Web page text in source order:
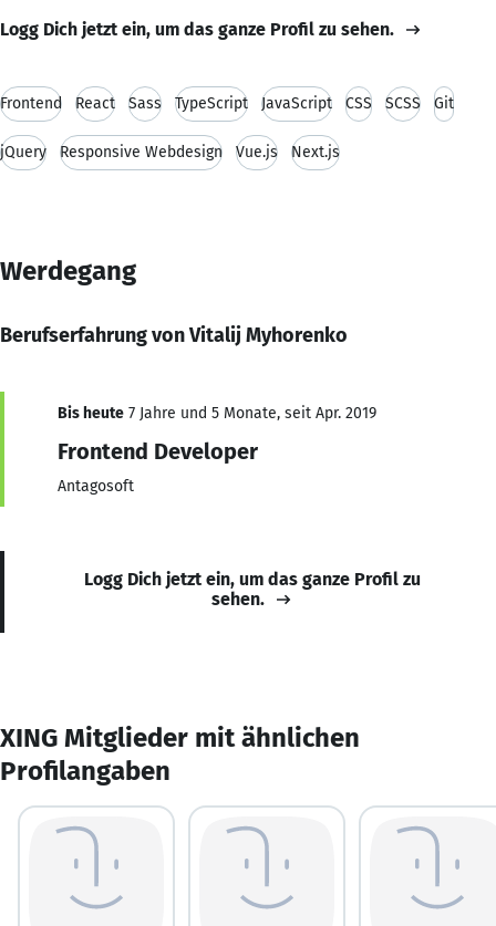
Logg Dich jetzt ein, um das ganze Profil zu sehen.
Frontend React Sass TypeScript JavaScript CSS SCSS Git
jQuery Responsive Webdesign Vue.js Next.js
Werdegang
Berufserfahrung von Vitalij Myhorenko
Bis heute 7 Jahre und 5 Monate, seit Apr. 2019
Frontend Developer
Antagosoft
Logg Dich jetzt ein, um das ganze Profil zu
sehen.
XING Mitglieder mit ähnlichen
Profilangaben